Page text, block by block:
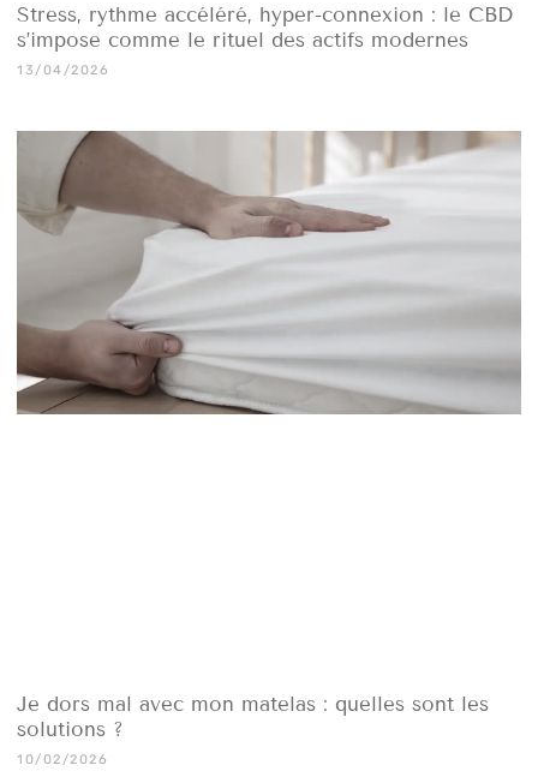
Stress, rythme accéléré, hyper-connexion : le CBD
s’impose comme le rituel des actifs modernes
13/04/2026
Je dors mal avec mon matelas : quelles sont les
solutions ?
10/02/2026